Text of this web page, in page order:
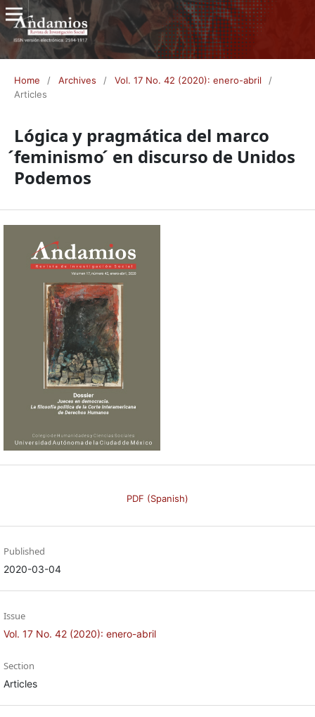
Home / Archives / Vol. 17 No. 42 (2020): enero-abril
/
Articles
Lógica y pragmática del marco
́feminismo ́ en discurso de Unidos
Podemos
PDF (Spanish)
Published
2020-03-04
Issue
Vol. 17 No. 42 (2020): enero-abril
Section
Articles